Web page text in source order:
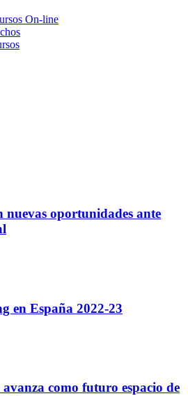
On-line
nuevas oportunidades ante
en España 2022-23
como futuro espacio de